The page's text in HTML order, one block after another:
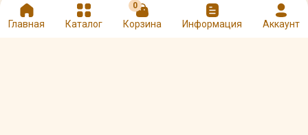
Главная Каталог
0
Корзина Информация Аккаунт
Кофе Kimbo в зернах
Кофе Gutenberg в